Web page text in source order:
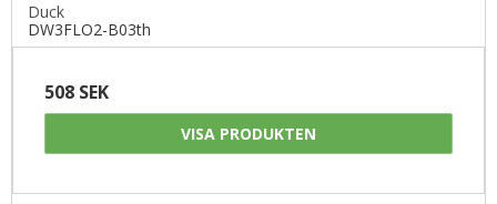
Duck
DW3FLO2-B03th
508 SEK
VISA PRODUKTEN